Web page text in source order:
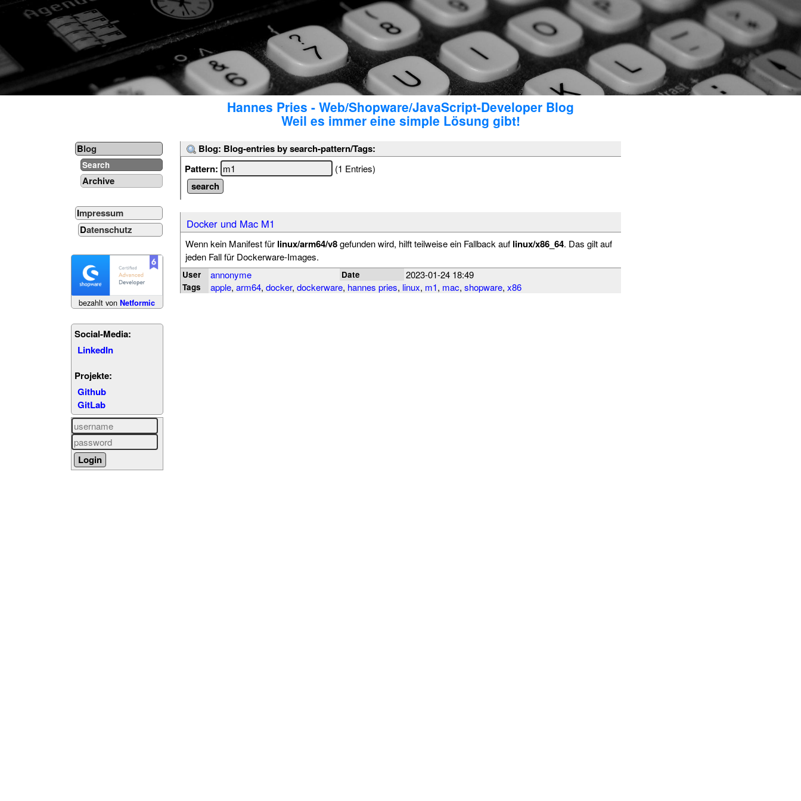
Hannes Pries - Web/Shopware/JavaScript-Developer Blog
Weil es immer eine simple Lösung gibt!
Blog
Search
Archive
Impressum
Datenschutz
bezahlt vonNetformic
Social-Media:
LinkedIn
Projekte:
Github
GitLab
Blog: Blog-entries by search-pattern/Tags:
Pattern:
(1 Entries)
Docker und Mac M1
Wenn kein Manifest für linux/arm64/v8gefunden wird, hilft teilweise ein Fallback auf linux/x86_64. Das gilt auf
jeden Fall für Dockerware-Images.
User annonyme Date 2023-01-24 18:49
Tags apple, arm64, docker, dockerware, hannes pries, linux, m1, mac, shopware, x86